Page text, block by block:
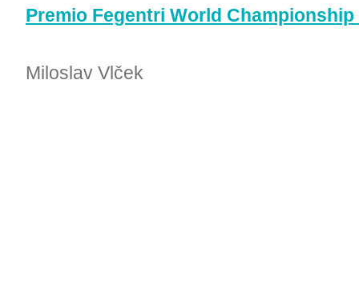
Premio Fegentri World
Miloslav Vlček